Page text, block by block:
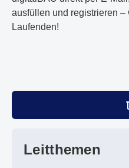
ausfüllen und registrieren
Laufenden!
Leitthemen